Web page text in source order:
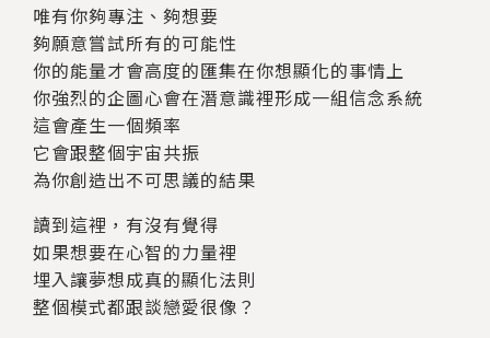
唯有你夠專注、夠想要
夠願意嘗試所有的可能性
你的能量才會高度的匯集在你想顯化的事情上
你強烈的企圖心會在潛意識裡形成一組信念系統
這會產生一個頻率
它會跟整個宇宙共振
為你創造出不可思議的結果
讀到這裡，有沒有覺得
如果想要在心智的力量裡
埋入讓夢想成真的顯化法則
整個模式都跟談戀愛很像？